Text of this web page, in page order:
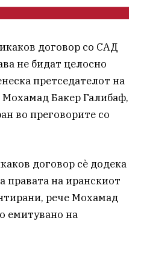
договор со САД
не бидат целосно
претседателот на
Бакер Галибаф,
во преговорите со
договор сè додека
правата на иранскиот
рече Мохамад
емитувано на